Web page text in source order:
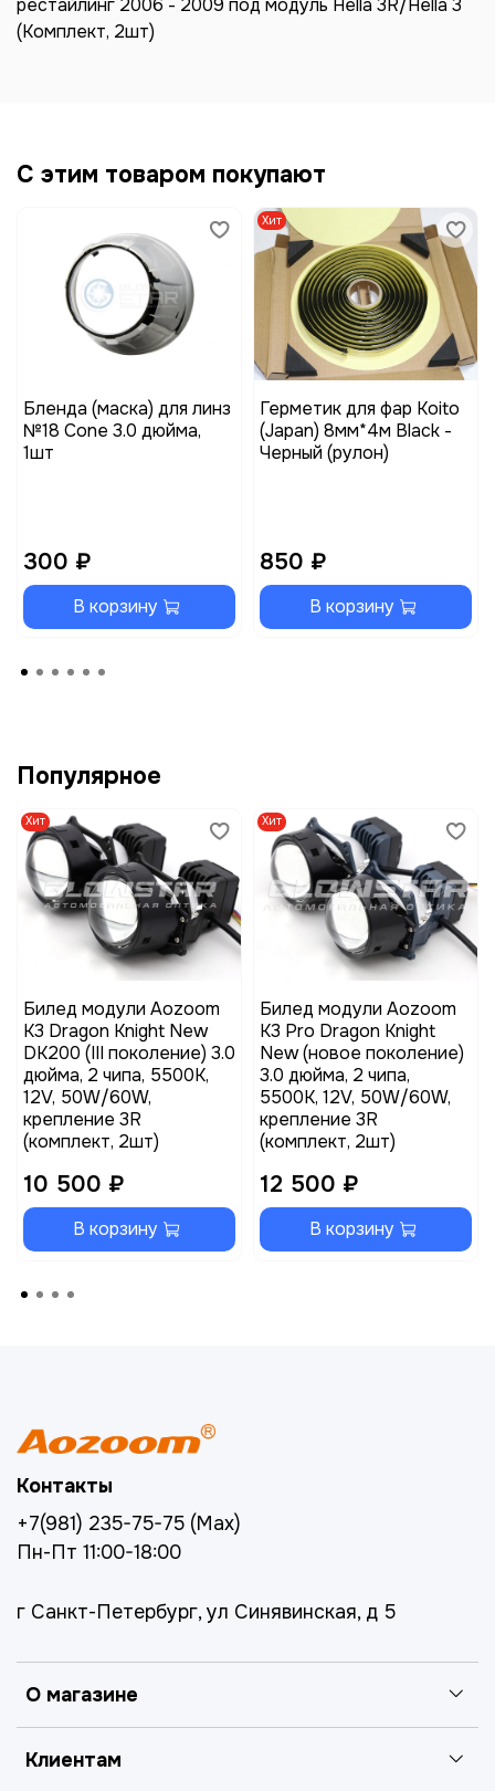
рестайлинг 2006 - 2009 под модуль Hella 3R/Hella 3
(Комплект, 2шт)
С этим товаром покупают
Бленда (маска) для линз
№18 Cone 3.0 дюйма,
1шт
300 ₽
В корзину
Хит
Герметик для фар Koito
(Japan) 8мм*4м Black -
Черный (рулон)
850 ₽
В корзину
Популярное
Хит
Билед модули Aozoom
K3 Dragon Knight New
DK200 (III поколение) 3.0
дюйма, 2 чипа, 5500K,
12V, 50W/60W,
крепление 3R
(комплект, 2шт)
10 500 ₽
В корзину
Хит
Билед модули Aozoom
K3 Pro Dragon Knight
New (новое поколение)
3.0 дюйма, 2 чипа,
5500K, 12V, 50W/60W,
крепление 3R
(комплект, 2шт)
12 500 ₽
В корзину
О магазине
Клиентам
Контакты
+7(981) 235-75-75 (Max)
Пн-Пт 11:00-18:00
г Санкт-Петербург, ул Синявинская, д 5